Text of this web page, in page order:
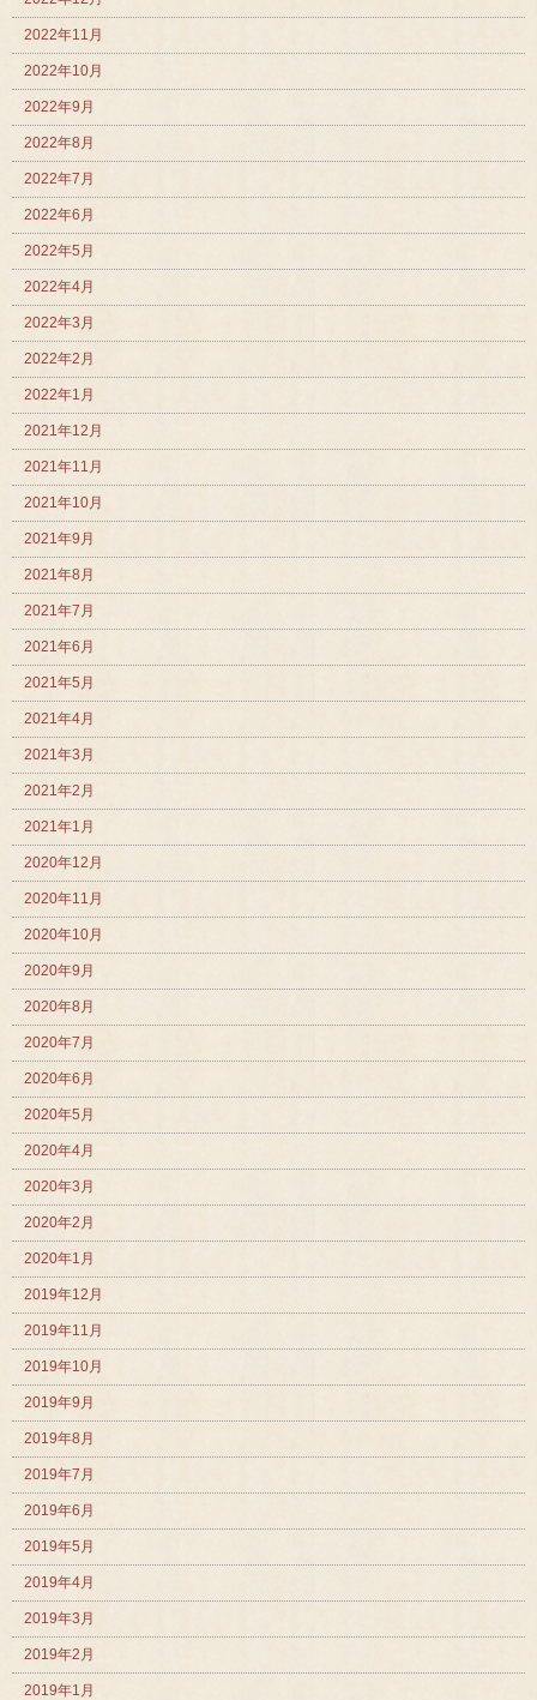
2022年11月
2022年10月
2022年9月
2022年8月
2022年7月
2022年6月
2022年5月
2022年4月
2022年3月
2022年2月
2022年1月
2021年12月
2021年11月
2021年10月
2021年9月
2021年8月
2021年7月
2021年6月
2021年5月
2021年4月
2021年3月
2021年2月
2021年1月
2020年12月
2020年11月
2020年10月
2020年9月
2020年8月
2020年7月
2020年6月
2020年5月
2020年4月
2020年3月
2020年2月
2020年1月
2019年12月
2019年11月
2019年10月
2019年9月
2019年8月
2019年7月
2019年6月
2019年5月
2019年4月
2019年3月
2019年2月
2019年1月